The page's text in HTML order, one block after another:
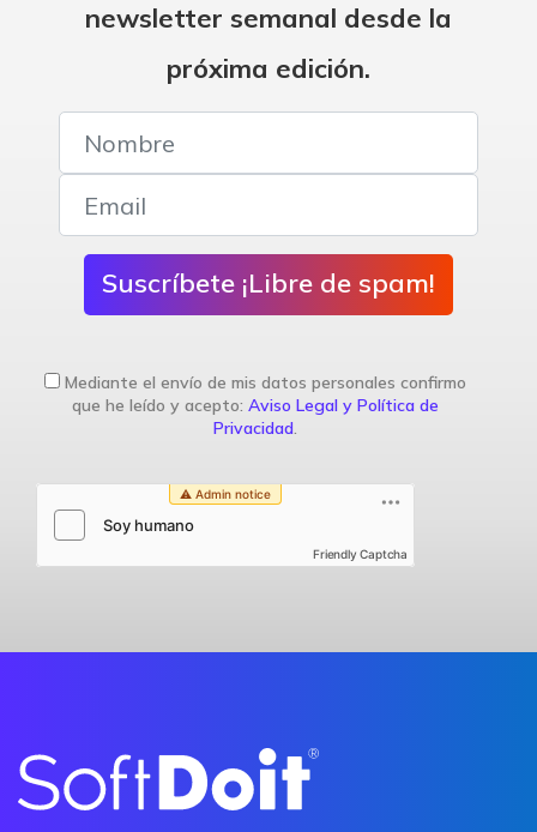
newsletter semanal desde la
próxima edición.
Suscríbete ¡Libre de spam!
Mediante el envío de mis datos personales confirmo
que he leído y acepto: Aviso Legal y Política de
Privacidad.
Friendly Captcha